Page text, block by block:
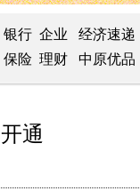
银行 企业 经济速递
保险 理财 中原优品
通